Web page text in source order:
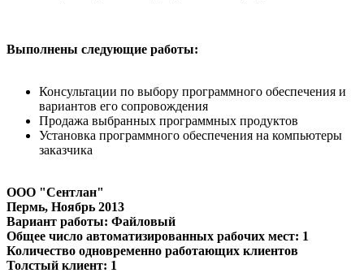
Выполнены следующие работы:
Консультации по выбору программного обеспечения и
вариантов его сопровождения
Продажа выбранных программных продуктов
Установка программного обеспечения на компьютеры
заказчика
ООО "Сентлан"
Пермь, Ноябрь 2013
Вариант работы: Файловый
Общее число автоматизированных рабочих мест: 1
Количество одновременно работающих клиентов
Толстый клиент: 1